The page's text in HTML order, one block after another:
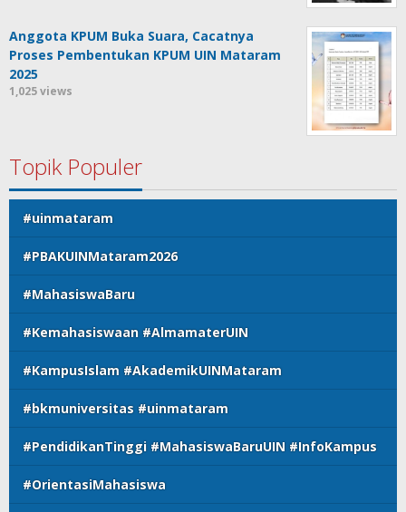
Anggota KPUM Buka Suara, Cacatnya
Proses Pembentukan KPUM UIN Mataram
2025
1,025 views
Topik Populer
#uinmataram
#PBAKUINMataram2026
#MahasiswaBaru
#Kemahasiswaan #AlmamaterUIN
#KampusIslam #AkademikUINMataram
#bkmuniversitas #uinmataram
#PendidikanTinggi #MahasiswaBaruUIN #InfoKampus
#OrientasiMahasiswa